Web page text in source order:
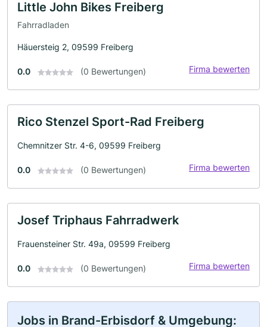
Little John Bikes Freiberg
Fahrradladen
Häuersteig 2, 09599 Freiberg
0.0 (0 Bewertungen) Firma bewerten
Rico Stenzel Sport-Rad Freiberg
Chemnitzer Str. 4-6, 09599 Freiberg
0.0 (0 Bewertungen) Firma bewerten
Josef Triphaus Fahrradwerk
Frauensteiner Str. 49a, 09599 Freiberg
0.0 (0 Bewertungen) Firma bewerten
Jobs in Brand-Erbisdorf & Umgebung: